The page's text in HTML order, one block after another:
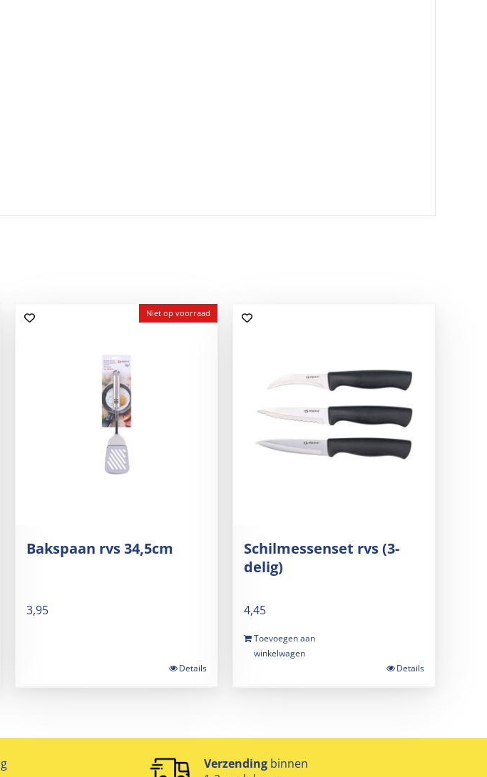
Niet op voorraad
Bakspaan rvs 34,5cm
3,95
Details
Schilmessenset rvs (3-
delig)
4,45
Toevoegen aan
winkelwagen
Details
Verzendingbinnen